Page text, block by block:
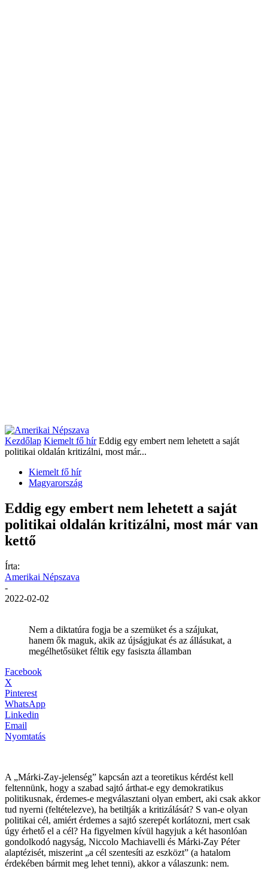
Kezdőlap Kiemelt fő hír Eddig egy embert nem lehetett a saját
politikai oldalán kritizálni, most már...
Kiemelt fő hír
Magyarország
Eddig egy embert nem lehetett a saját
politikai oldalán kritizálni, most már van
kettő
Írta:
Amerikai Népszava
-
2022-02-02
Nem a diktatúra fogja be a szemüket és a szájukat,
hanem ők maguk, akik az újságjukat és az állásukat, a
megélhetősüket féltik egy fasiszta államban
Facebook
X
Pinterest
WhatsApp
Linkedin
Email
Nyomtatás
A „Márki-Zay-jelenség” kapcsán azt a teoretikus kérdést kell
feltennünk, hogy a szabad sajtó árthat-e egy demokratikus
politikusnak, érdemes-e megválasztani olyan embert, aki csak akkor
tud nyerni (feltételezve), ha betiltják a kritizálását? S van-e olyan
politikai cél, amiért érdemes a sajtó szerepét korlátozni, mert csak
úgy érhető el a cél? Ha figyelmen kívül hagyjuk a két hasonlóan
gondolkodó nagyság, Niccolo Machiavelli és Márki-Zay Péter
alaptézisét, miszerint „a cél szentesíti az eszközt” (a hatalom
érdekében bármit meg lehet tenni), akkor a válaszunk: nem.